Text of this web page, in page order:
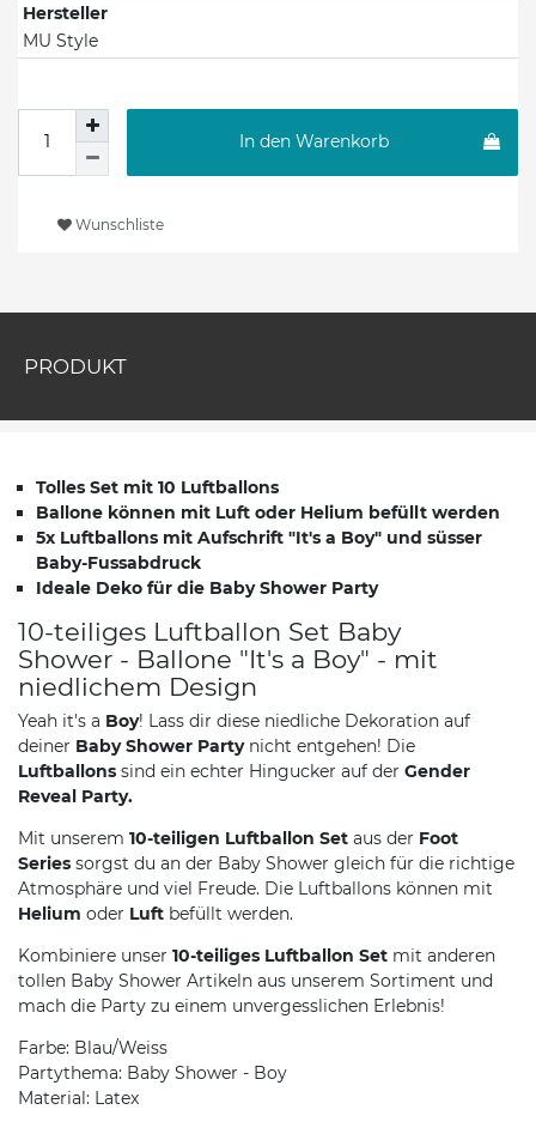
Hersteller
MU Style
In den Warenkorb
Wunschliste
PRODUKT
Tolles Set mit 10 Luftballons
Ballone können mit Luft oder Helium befüllt werden
5x Luftballons mit Aufschrift "It's a Boy" und süsser
Baby-Fussabdruck
Ideale Deko für die Baby Shower Party
10-teiliges Luftballon Set Baby
Shower - Ballone "It's a Boy" - mit
niedlichem Design
Yeah it's a Boy! Lass dir diese niedliche Dekoration auf
deiner Baby Shower Partynicht entgehen! Die
Luftballons sind ein echter Hingucker auf der Gender
Reveal Party.
Mit unserem 10-teiligen Luftballon Set aus der Foot
Series sorgst du an der Baby Shower gleich für die richtige
Atmosphäre und viel Freude. Die Luftballons können mit
Helium oder Luft befüllt werden.
Kombiniere unser 10-teiliges Luftballon Set mit anderen
tollen Baby Shower Artikeln aus unserem Sortiment und
mach die Party zu einem unvergesslichen Erlebnis!
Farbe: Blau/Weiss
Partythema: Baby Shower - Boy
Material: Latex